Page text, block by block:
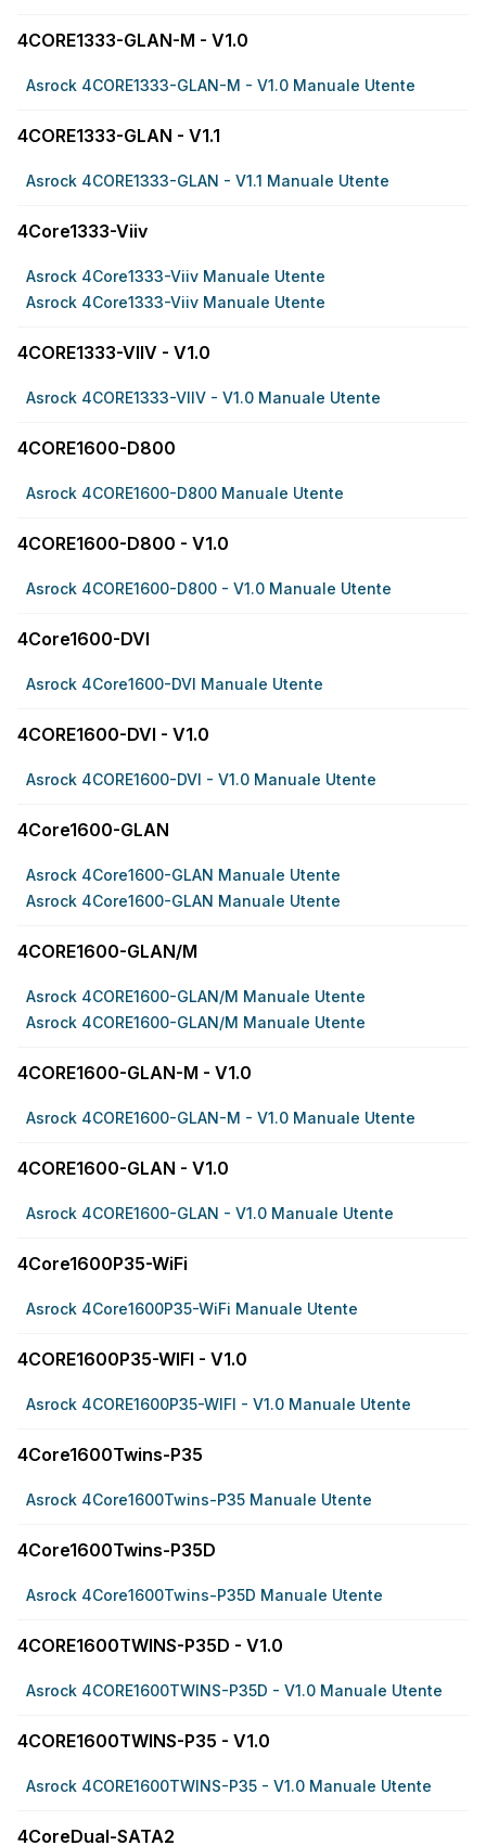
4CORE1333-GLAN-M - V1.0
Asrock 4CORE1333-GLAN-M - V1.0 Manuale Utente
4CORE1333-GLAN - V1.1
Asrock 4CORE1333-GLAN - V1.1 Manuale Utente
4Core1333-Viiv
Asrock 4Core1333-Viiv Manuale Utente
Asrock 4Core1333-Viiv Manuale Utente
4CORE1333-VIIV - V1.0
Asrock 4CORE1333-VIIV - V1.0 Manuale Utente
4CORE1600-D800
Asrock 4CORE1600-D800 Manuale Utente
4CORE1600-D800 - V1.0
Asrock 4CORE1600-D800 - V1.0 Manuale Utente
4Core1600-DVI
Asrock 4Core1600-DVI Manuale Utente
4CORE1600-DVI - V1.0
Asrock 4CORE1600-DVI - V1.0 Manuale Utente
4Core1600-GLAN
Asrock 4Core1600-GLAN Manuale Utente
Asrock 4Core1600-GLAN Manuale Utente
4CORE1600-GLAN/M
Asrock 4CORE1600-GLAN/M Manuale Utente
Asrock 4CORE1600-GLAN/M Manuale Utente
4CORE1600-GLAN-M - V1.0
Asrock 4CORE1600-GLAN-M - V1.0 Manuale Utente
4CORE1600-GLAN - V1.0
Asrock 4CORE1600-GLAN - V1.0 Manuale Utente
4Core1600P35-WiFi
Asrock 4Core1600P35-WiFi Manuale Utente
4CORE1600P35-WIFI - V1.0
Asrock 4CORE1600P35-WIFI - V1.0 Manuale Utente
4Core1600Twins-P35
Asrock 4Core1600Twins-P35 Manuale Utente
4Core1600Twins-P35D
Asrock 4Core1600Twins-P35D Manuale Utente
4CORE1600TWINS-P35D - V1.0
Asrock 4CORE1600TWINS-P35D - V1.0 Manuale Utente
4CORE1600TWINS-P35 - V1.0
Asrock 4CORE1600TWINS-P35 - V1.0 Manuale Utente
4CoreDual-SATA2